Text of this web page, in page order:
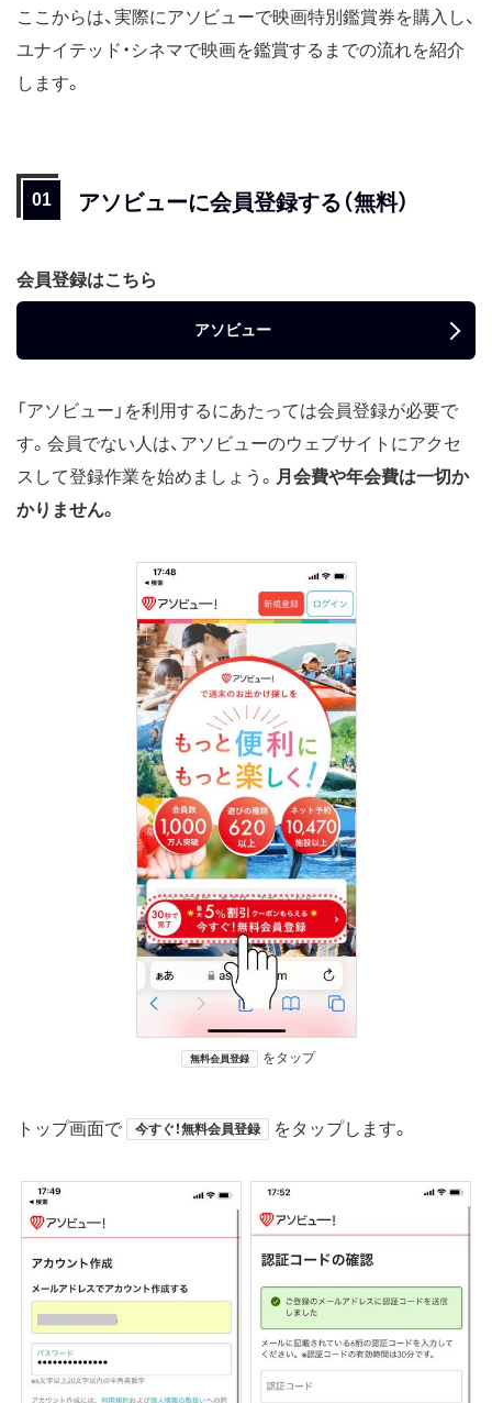
ここからは、実際にアソビューで映画特別鑑賞券を購入し、
ユナイテッド・シネマで映画を鑑賞するまでの流れを紹介
します。
アソビューに会員登録する（無料）
会員登録はこちら
アソビュー
「アソビュー」を利用するにあたっては会員登録が必要で
す。会員でない人は、アソビューのウェブサイトにアクセ
スして登録作業を始めましょう。 月会費や年会費は一切か
かりません。
無料会員登録 をタップ
トップ画面で 今すぐ！無料会員登録 をタップします。